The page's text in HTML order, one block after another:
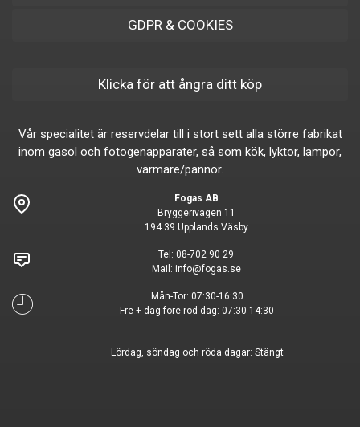
GDPR & COOKIES
Klicka för att ångra ditt köp
Vår specialitet är reservdelar till i stort sett alla större fabrikat
inom gasol och fotogenapparater, så som kök, lyktor, lampor,
värmare/pannor.
Fogas AB
Bryggerivägen 11
194 39 Upplands Väsby
Tel: 08-702 90 29
Mail: info@fogas.se
Mån-Tor: 07:30-16:30
Fre + dag före röd dag: 07:30-14:30
Lördag, söndag och röda dagar: Stängt